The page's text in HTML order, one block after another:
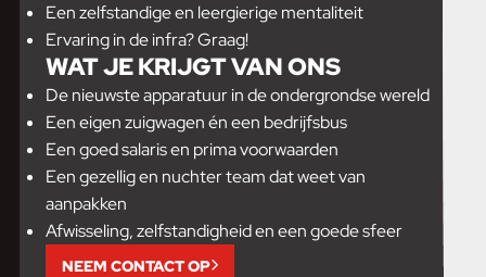
Een zelfstandige en leergierige mentaliteit
Ervaring in de infra? Graag!
WAT JE KRIJGT VAN ONS
De nieuwste apparatuur in de ondergrondse wereld
Een eigen zuigwagen én een bedrijfsbus
Een goed salaris en prima voorwaarden
Een gezellig en nuchter team dat weet van
aanpakken
Afwisseling, zelfstandigheid en een goede sfeer
NEEM CONTACT OP